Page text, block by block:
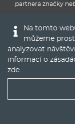
partnera značky
Na tomto
můžeme
analyzovat
informací o
zde.